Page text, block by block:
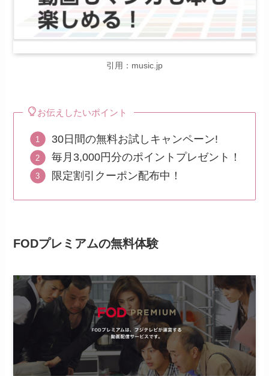
引用：music.jp
お伝えしたいポイント
30日間の無料お試しキャンペーン!
毎月3,000円分のポイントプレゼント！
限定割引クーポン配布中！
FODプレミアムの無料体験